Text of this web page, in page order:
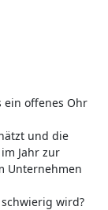
offenes Ohr
und die
Jahr zur
Unternehmen
wird?